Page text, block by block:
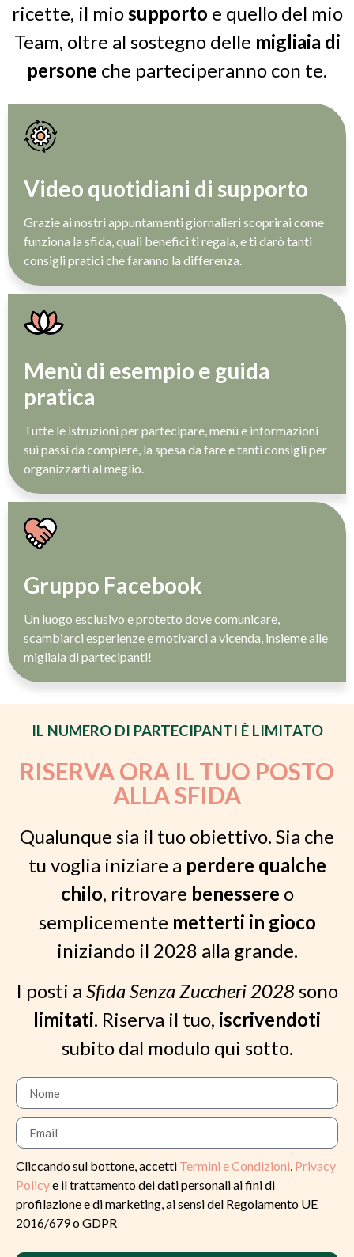
ricette, il miosupporto e quello del mio
Team, oltre al sostegno delle migliaia di
persone che parteciperanno con te.
Video quotidiani di supporto
Grazie ai nostri appuntamenti giornalieri scoprirai come
funziona la sfida, quali benefici ti regala, e ti darò tanti
consigli pratici che faranno la differenza.
Menù di esempio e guida
pratica
Tutte le istruzioni per partecipare, menù e informazioni
sui passi da compiere, la spesa da fare e tanti consigli per
organizzarti al meglio.
Gruppo Facebook
Un luogo esclusivo e protetto dove comunicare,
scambiarci esperienze e motivarci a vicenda, insieme alle
migliaia di partecipanti!
IL NUMERO DI PARTECIPANTI È LIMITATO
RISERVA ORA IL TUO POSTO
ALLA SFIDA
Qualunque sia il tuo obiettivo. Sia che
tu voglia iniziare a perdere qualche
chilo, ritrovare benessere o
semplicemente metterti in gioco
iniziando il 2028 alla grande.
I posti a Sfida Senza Zuccheri 2028 sono
limitati. Riserva il tuo, iscrivendoti
subito dal modulo qui sotto.
Cliccando sul bottone, accetti Termini e Condizioni, Privacy
Policye il trattamento dei dati personali ai fini di
profilazione e di marketing, ai sensi del Regolamento UE
2016/679 o GDPR